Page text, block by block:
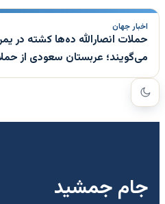
اخبار جهان
حملات انصارالله ده‌ها کشته در
می‌گویند؛ عربستان سعودی از
جام جمشید